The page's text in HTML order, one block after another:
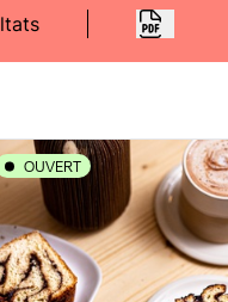
OUVERT
Menthe
6 rue François Dauphin -